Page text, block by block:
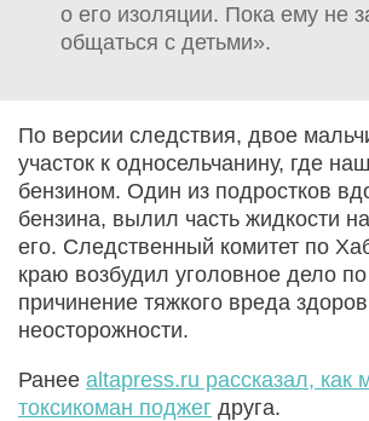
о его изоляции. Пока ему не
общаться с детьми».
По версии следствия, двое
участок к односельчанину, где
бензином. Один из подростков
бензина, вылил часть жидкости
его. Следственный комитет по
краю возбудил уголовное дело
причинение тяжкого вреда
неосторожности.
Ранее altapress.ru рассказал, как
токсикоман поджег друга.